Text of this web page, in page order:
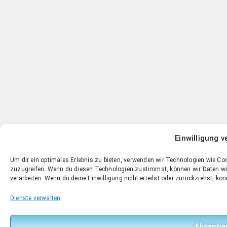
Einwilligung
Um dir ein optimales Erlebnis zu bieten, verwenden wir Technologien wie
zuzugreifen. Wenn du diesen Technologien zustimmst, können wir Daten
verarbeiten. Wenn du deine Einwilligung nicht erteilst oder zurückziehst,
Dienste verwalten